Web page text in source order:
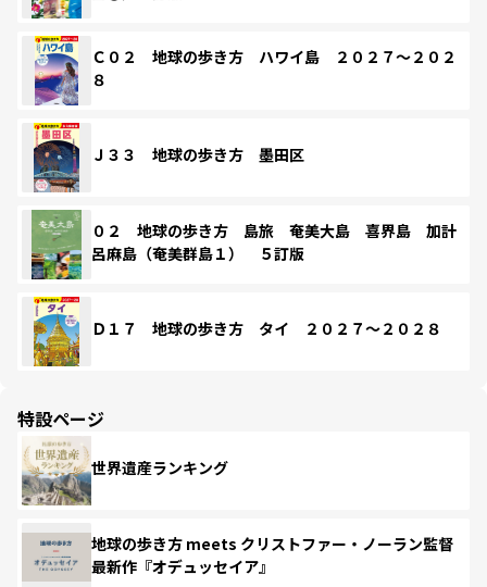
Ｃ０２ 地球の歩き方 ハワイ島 ２０２７～２０２
８
Ｊ３３ 地球の歩き方 墨田区
０２ 地球の歩き方 島旅 奄美大島 喜界島 加計
呂麻島（奄美群島１） ５訂版
Ｄ１７ 地球の歩き方 タイ ２０２７～２０２８
特設ページ
世界遺産ランキング
地球の歩き方 meets クリストファー・ノーラン監督
最新作『オデュッセイア』